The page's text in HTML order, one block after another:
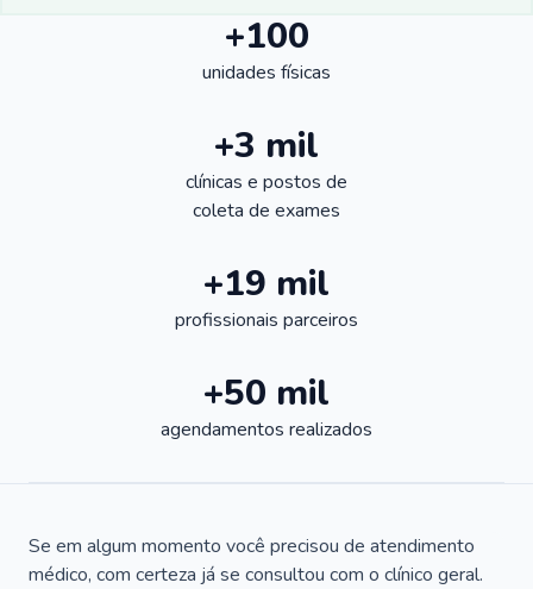
+100
unidades físicas
+3 mil
clínicas e postos de
coleta de exames
+19 mil
profissionais parceiros
+50 mil
agendamentos realizados
Se em algum momento você precisou de atendimento
médico, com certeza já se consultou com o clínico geral.